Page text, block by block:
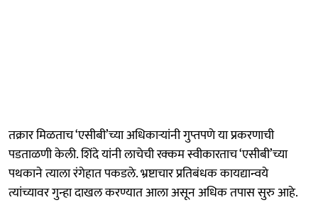
तक्रार मिळताच ‘एसीबी’च्या अधिकाऱ्यांनी गुप्तपणे या प्रकरणाची
पडताळणी केली. शिंदे यांनी लाचेची रक्कम स्वीकारताच ‘एसीबी’च्या
पथकाने त्याला रंगेहात पकडले. भ्रष्टाचार प्रतिबंधक कायद्यान्वये
त्यांच्यावर गुन्हा दाखल करण्यात आला असून अधिक तपास सुरु आहे.